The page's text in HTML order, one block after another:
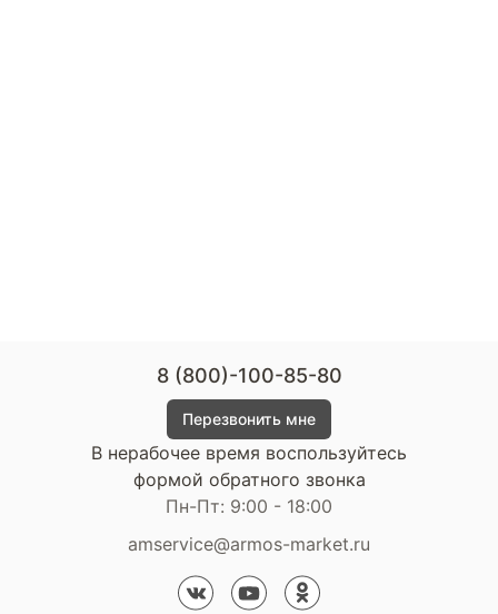
8 (800)-100-85-80
Перезвонить мне
В нерабочее время воспользуйтесь
формой обратного звонка
Пн-Пт: 9:00 - 18:00
amservice@armos-market.ru